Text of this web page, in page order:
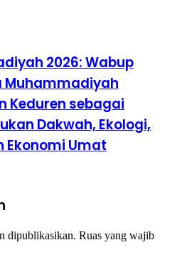
2026: Wabup
Muhammadiyah
Keduren sebagai
Dakwah, Ekologi,
Ekonomi Umat
dipublikasikan. Ruas yang wajib